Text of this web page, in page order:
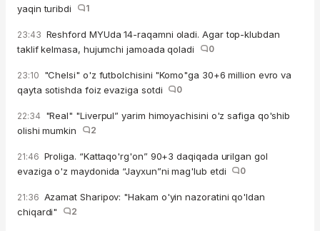
yaqin turibdi
1
23:43 Reshford MYUda 14-raqamni oladi. Agar top-klubdan
taklif kelmasa, hujumchi jamoada qoladi
0
23:10 "Chelsi" o'z futbolchisini "Komo"ga 30+6 million evro va
qayta sotishda foiz evaziga sotdi
0
22:34 "Real" "Liverpul” yarim himoyachisini o'z safiga qo'shib
olishi mumkin
2
21:46 Proliga. “Kattaqo'rg'on” 90+3 daqiqada urilgan gol
evaziga o'z maydonida “Jayxun”ni mag'lub etdi
0
21:36 Azamat Sharipov: "Hakam o'yin nazoratini qo'ldan
chiqardi"
2